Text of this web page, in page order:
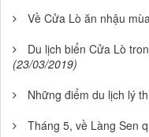
Về Cửa Lò ăn nhậu
Du lịch biển Cửa Lò
(23/03/2019)
Những điểm du lịch lý
Tháng 5, về Làng Sen